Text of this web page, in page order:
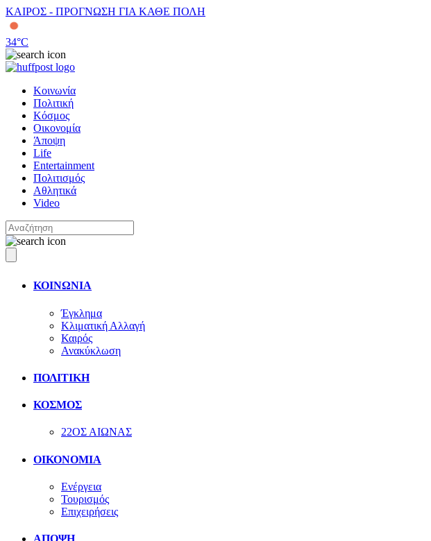
ΚΑΙΡΟΣ - ΠΡΟΓΝΩΣΗ ΓΙΑ ΚΑΘΕ ΠΟΛΗ
34°C
Κοινωνία
Πολιτική
Κόσμος
Οικονομία
Άποψη
Life
Entertainment
Πολιτισμός
Αθλητικά
Video
ΚΟΙΝΩΝΙΑ
Έγκλημα
Κλιματική Αλλαγή
Καιρός
Ανακύκλωση
ΠΟΛΙΤΙΚΗ
ΚΟΣΜΟΣ
22ΟΣ ΑΙΩΝΑΣ
ΟΙΚΟΝΟΜΙΑ
Ενέργεια
Τουρισμός
Επιχειρήσεις